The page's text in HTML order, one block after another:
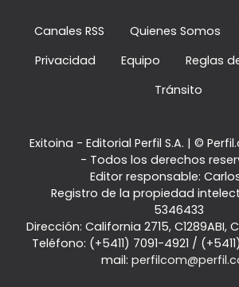
Canales RSS Quienes Somos
Privacidad
Equipo
Reglas
Tránsito
Exitoina - Editorial Perfil S.A. | ©
- Todos los derechos
Editor responsable:
Registro de la propiedad
5346433
Dirección: California 2715, C1289ABI,
Teléfono: (+5411) 7091-4921 /
mail: